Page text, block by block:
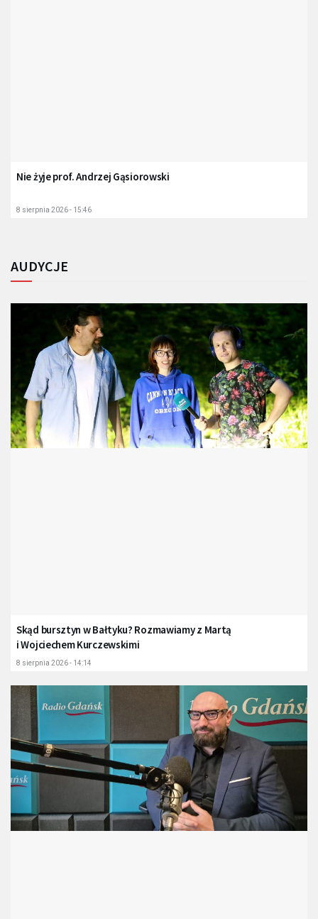
Nie żyje prof. Andrzej Gąsiorowski
8 sierpnia 2026 - 15:46
AUDYCJE
Skąd bursztyn w Bałtyku? Rozmawiamy z Martą
i Wojciechem Kurczewskimi
8 sierpnia 2026 - 14:14